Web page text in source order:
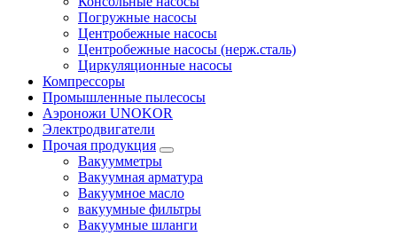
Погружные насосы
Центробежные насосы
Центробежные насосы (нерж.сталь)
Циркуляционные насосы
Компрессоры
Промышленные пылесосы
Аэроножи UNOKOR
Электродвигатели
Прочая продукция
Вакуумметры
Вакуумная арматура
Вакуумное масло
вакуумные фильтры
Вакуумные шланги